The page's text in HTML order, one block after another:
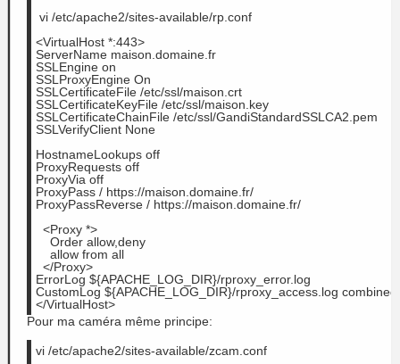
vi /etc/apache2/sites-available/rp.conf
<VirtualHost *:443>
ServerName maison.domaine.fr
SSLEngine on
SSLProxyEngine On
SSLCertificateFile /etc/ssl/maison.crt
SSLCertificateKeyFile /etc/ssl/maison.key
SSLCertificateChainFile /etc/ssl/GandiStandardSSLCA2.pem
SSLVerifyClient None
HostnameLookups off
ProxyRequests off
ProxyVia off
ProxyPass / https://maison.domaine.fr/
ProxyPassReverse / https://maison.domaine.fr/
  <
Proxy *>
    Order allow,deny
    allow from all
  </
Proxy>
ErrorLog ${APACHE_LOG_DIR}/rproxy_error.log
CustomLog ${APACHE_LOG_DIR}/rproxy_access.log combined
</VirtualHost>
Pour ma caméra même principe:
vi /etc/apache2/sites-available/zcam.conf